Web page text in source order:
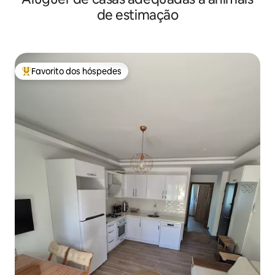
de estimação
Favoritos dos hóspedes mais apreciados
Favorito dos hóspedes